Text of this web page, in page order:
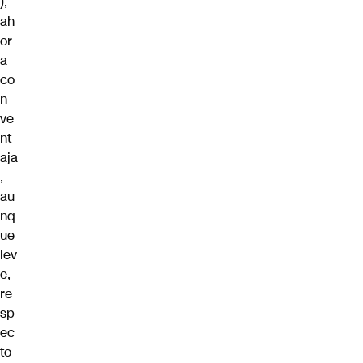
ah
or
a
co
n
ve
nt
aja
,
au
nq
ue
lev
e,
re
sp
ec
to